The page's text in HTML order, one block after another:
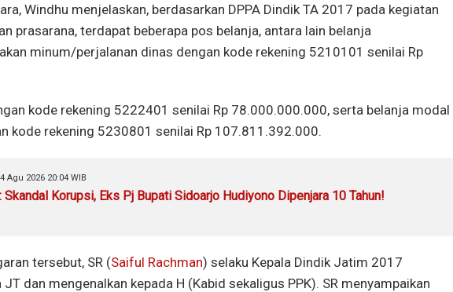
Windhu menjelaskan, berdasarkan DPPA Dindik TA 2017 pada kegiatan
prasarana, terdapat beberapa pos belanja, antara lain belanja
minum/perjalanan dinas dengan kode rekening 5210101 senilai Rp
kode rekening 5222401 senilai Rp 78.000.000.000, serta belanja modal
kode rekening 5230801 senilai Rp 107.811.392.000.
Agu 2026 20:04 WIB
Skandal Korupsi, Eks Pj Bupati Sidoarjo Hudiyono Dipenjara 10 Tahun!
tersebut, SR (Saiful Rachman) selaku Kepala Dindik Jatim 2017
dan mengenalkan kepada H (Kabid sekaligus PPK). SR menyampaikan